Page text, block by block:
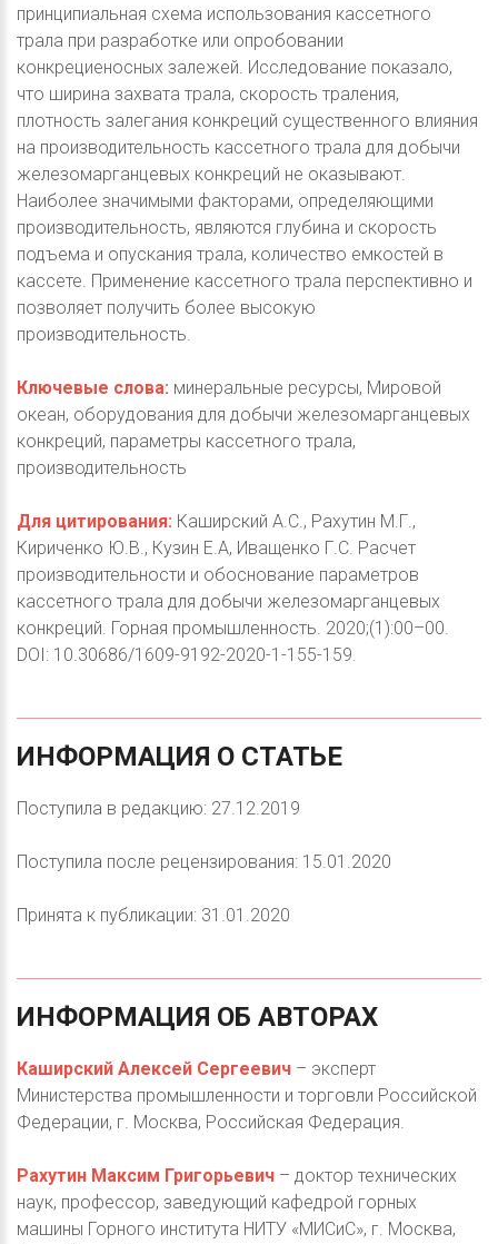
принципиальная схема использования кассетного
трала при разработке или опробовании
конкрециеносных залежей. Исследование показало,
что ширина захвата трала, скорость траления,
плотность залегания конкреций существенного влияния
на производительность кассетного трала для добычи
железомарганцевых конкреций не оказывают.
Наиболее значимыми факторами, определяющими
производительность, являются глубина и скорость
подъема и опускания трала, количество емкостей в
кассете. Применение кассетного трала перспективно и
позволяет получить более высокую
производительность.
Ключевые слова: минеральные ресурсы, Мировой
океан, оборудования для добычи железомарганцевых
конкреций, параметры кассетного трала,
производительность
Для цитирования: Каширский А.С., Рахутин М.Г.,
Кириченко Ю.В., Кузин Е.А, Иващенко Г.С. Расчет
производительности и обоснование параметров
кассетного трала для добычи железомарганцевых
конкреций. Горная промышленность. 2020;(1):00–00.
DOI: 10.30686/1609-9192-2020-1-155-159.
ИНФОРМАЦИЯ О СТАТЬЕ
Поступила в редакцию: 27.12.2019
Поступила после рецензирования: 15.01.2020
Принята к публикации: 31.01.2020
ИНФОРМАЦИЯ ОБ АВТОРАХ
Каширский Алексей Сергеевич – эксперт
Министерства промышленности и торговли Российской
Федерации, г. Москва, Российская Федерация.
Рахутин Максим Григорьевич – доктор технических
наук, профессор, заведующий кафедрой горных
машины Горного института НИТУ «МИСиС», г. Москва,